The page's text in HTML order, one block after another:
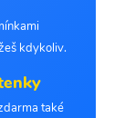
kdykoliv.
také